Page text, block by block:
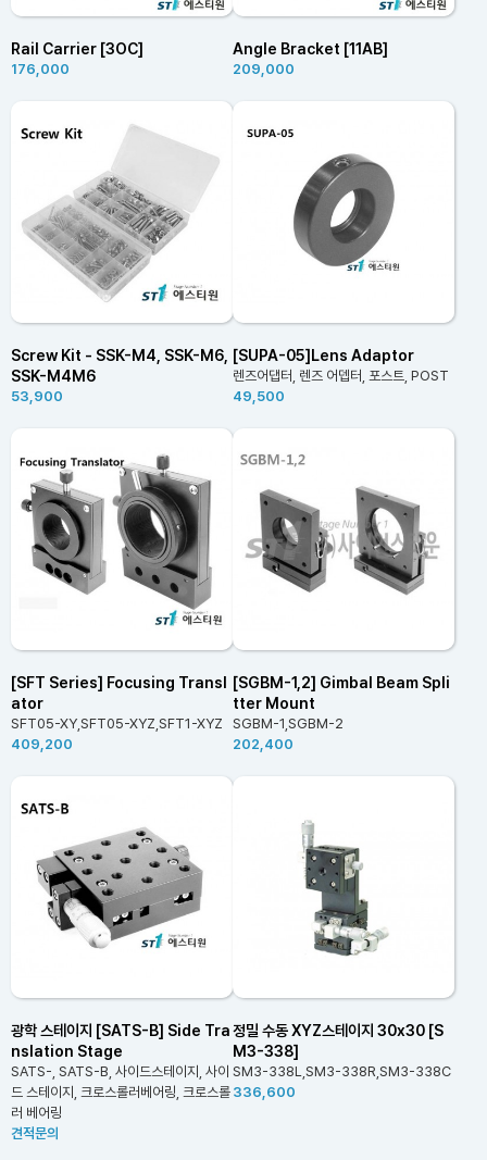
Rail Carrier [3OC]
176,000
Angle Bracket [11AB]
209,000
Screw Kit - SSK-M4, SSK-M6,
SSK-M4M6
53,900
[SUPA-05]Lens Adaptor
렌즈어댑터, 렌즈 어뎁터, 포스트, POST
49,500
[SFT Series] Focusing Transl
ator
SFT05-XY,SFT05-XYZ,SFT1-XYZ
409,200
[SGBM-1,2] Gimbal Beam Spli
tter Mount
SGBM-1,SGBM-2
202,400
광학 스테이지 [SATS-B] Side Tra
nslation Stage
SATS-, SATS-B, 사이드스테이지, 사이
드 스테이지, 크로스롤러베어링, 크로스롤
러 베어링
견적문의
정밀 수동 XYZ스테이지 30x30 [S
M3-338]
SM3-338L,SM3-338R,SM3-338C
336,600